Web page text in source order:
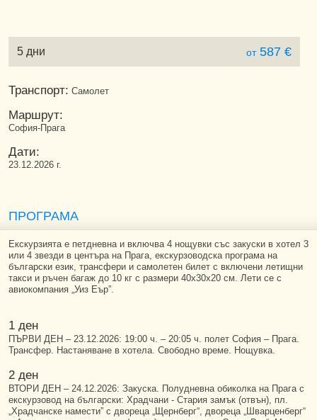
5 дни от587 €
Транспорт: Самолет
Маршрут:
София-Прага
Дати:
23.12.2026 г.
ПРОГРАМА
Екскурзията е петдневна и включва 4 нощувки със закуски в хотел 3
или 4 звезди в центъра на Прага, екскурзоводска програма на
български език, трансфери и самолетен билет с включени летищни
такси и ръчен багаж до 10 кг с размери 40х30х20 см. Лети се с
авиокомпания „Уиз Еър”.
1 ден
ПЪРВИ ДЕН – 23.12.2026: 19:00 ч. – 20:05 ч. полет София – Прага.
Трансфер. Настаняване в хотела. Свободно време. Нощувка.
2 ден
ВТОРИ ДЕН – 24.12.2026: Закуска. Полудневна обиколка на Прага с
екскурзовод на български: Храдчани - Стария замък (отвън), пл.
„Храдчанске намести” с двореца „Щернберг“, двореца „Шварценберг“